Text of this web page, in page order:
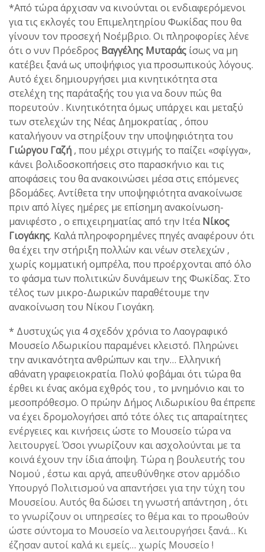
*Από τώρα άρχισαν να κινούνται οι ενδιαφερόμενοι
για τις εκλογές του Επιμελητηρίου Φωκίδας που θα
γίνουν τον προσεχή Νοέμβριο. Οι πληροφορίες λένε
ότι ο νυν Πρόεδρος Βαγγέλης Μυταράς ίσως να μη
κατέβει ξανά ως υποψήφιος για προσωπικούς λόγους.
Αυτό έχει δημιουργήσει μια κινητικότητα στα
στελέχη της παράταξής του για να δουν πώς θα
πορευτούν . Κινητικότητα όμως υπάρχει και μεταξύ
των στελεχών της Νέας Δημοκρατίας , όπου
καταλήγουν να στηρίξουν την υποψηφιότητα του
Γιώργου Γαζή , που μέχρι στιγμής το παίζει «σφίγγα»,
κάνει βολιδοσκοπήσεις στο παρασκήνιο και τις
αποφάσεις του θα ανακοινώσει μέσα στις επόμενες
βδομάδες. Αντίθετα την υποψηφιότητα ανακοίνωσε
πριν από λίγες ημέρες με επίσημη ανακοίνωση-
μανιφέστο , ο επιχειρηματίας από την ΙτέαΝίκος
Γιογάκης. Καλά πληροφορημένες πηγές αναφέρουν ότι
θα έχει την στήριξη πολλών και νέων στελεχών ,
χωρίς κομματική ομπρέλα, που προέρχονται από όλο
το φάσμα των πολιτικών δυνάμεων της Φωκίδας. Στο
τέλος των μικρο-Δωρικών παραθέτουμε την
ανακοίνωση του Νίκου Γιογάκη.
* Δυστυχώς για 4 σχεδόν χρόνια το Λαογραφικό
Μουσείο Λδωρικίου παραμένει κλειστό. Πληρώνει
την ανικανότητα ανθρώπων και την… Ελληνική
αθάνατη γραφειοκρατία. Πολύ φοβάμαι ότι τώρα θα
έρθει κι ένας ακόμα εχθρός του , το μνημόνιο και το
μεσοπρόθεσμο. Ο πρώην Δήμος Λιδωρικίου θα έπρεπε
να έχει δρομολογήσει από τότε όλες τις απαραίτητες
ενέργειες και κινήσεις ώστε το Μουσείο τώρα να
λειτουργεί. Όσοι γνωρίζουν και ασχολούνται με τα
κοινά έχουν την ίδια άποψη. Τώρα η βουλευτής του
Νομού , έστω και αργά, απευθύνθηκε στον αρμόδιο
Υπουργό Πολιτισμού να απαντήσει για την τύχη του
Μουσείου. Αυτός θα δώσει τη γνωστή απάντηση , ότι
το γνωρίζουν οι υπηρεσίες το θέμα και το προωθούν
ώστε σύντομα το Μουσείο να λειτουργήσει ξανά… Κι
έζησαν αυτοί καλά κι εμείς… χωρίς Μουσείο !